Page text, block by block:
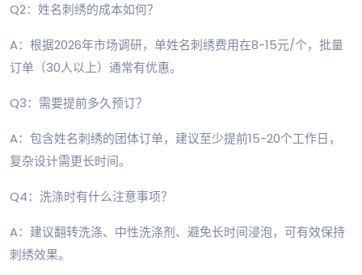
Q2：姓名刺绣的成本如何？
A：根据2026年市场调研，单姓名刺绣费用在8-15元/个，批量
订单（30人以上）通常有优惠。
Q3：需要提前多久预订？
A：包含姓名刺绣的团体订单，建议至少提前15-20个工作日，
复杂设计需更长时间。
Q4：洗涤时有什么注意事项？
A：建议翻转洗涤、中性洗涤剂、避免长时间浸泡，可有效保持
刺绣效果。